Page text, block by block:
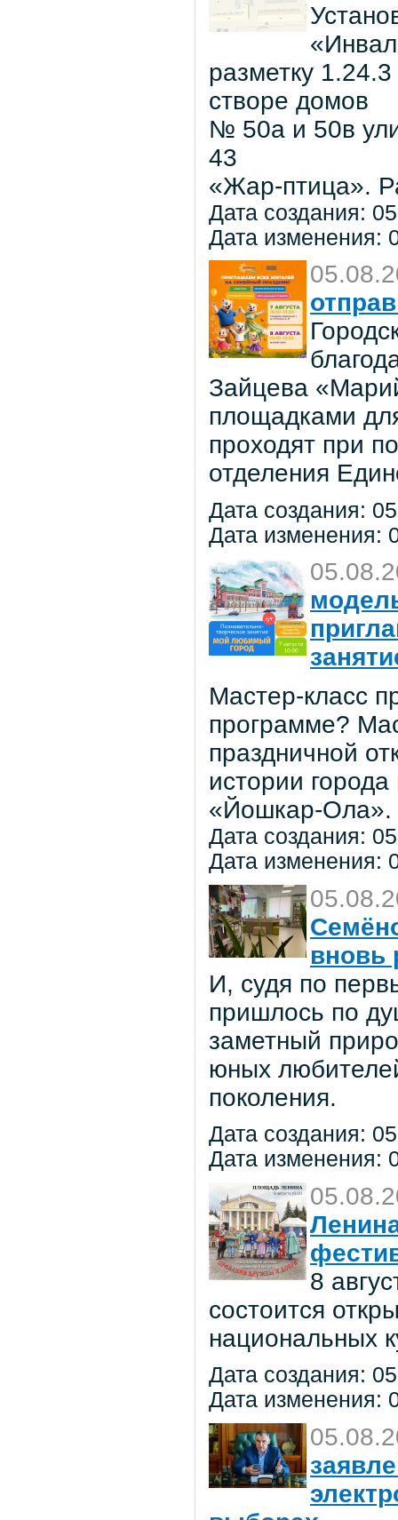
разметку
створе домов
№ 50а и 50в
43
«Жар-птица».
Дата создания:
Дата изменения:
Зайцева
площадками
проходят при
отделения
Дата создания:
Дата изменения:
Мастер-класс
программе?
праздничной
истории
«Йошкар-Ола».
Дата создания:
Дата изменения:
вновь
И, судя по
пришлось по
заметный
юных
поколения.
Дата создания:
Дата изменения:
8
состоится
национальных
Дата создания:
Дата изменения: